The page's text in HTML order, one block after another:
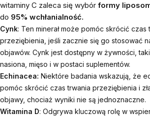
witaminy C zaleca się wybór formy
do 95% wchłanialność.
Cynk: Ten minerał może pomóc skrócić czas
przeziębienia, jeśli zacznie się go stosować
objawów. Cynk jest dostępny w żywności,
nasiona, mięso i w postaci suplementów.
Echinacea: Niektóre badania wskazują, że
pomóc skrócić czas trwania przeziębienia i
objawy, chociaż wyniki nie są jednoznaczne.
Witamina D: Odgrywa kluczową rolę w